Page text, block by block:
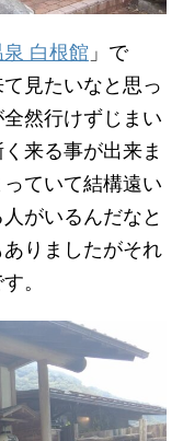
白根館 」で
見たいなと思っ
然行けずじまい
来る事が出来ま
ていて結構遠い
がいるんだなと
りましたがそれ
。